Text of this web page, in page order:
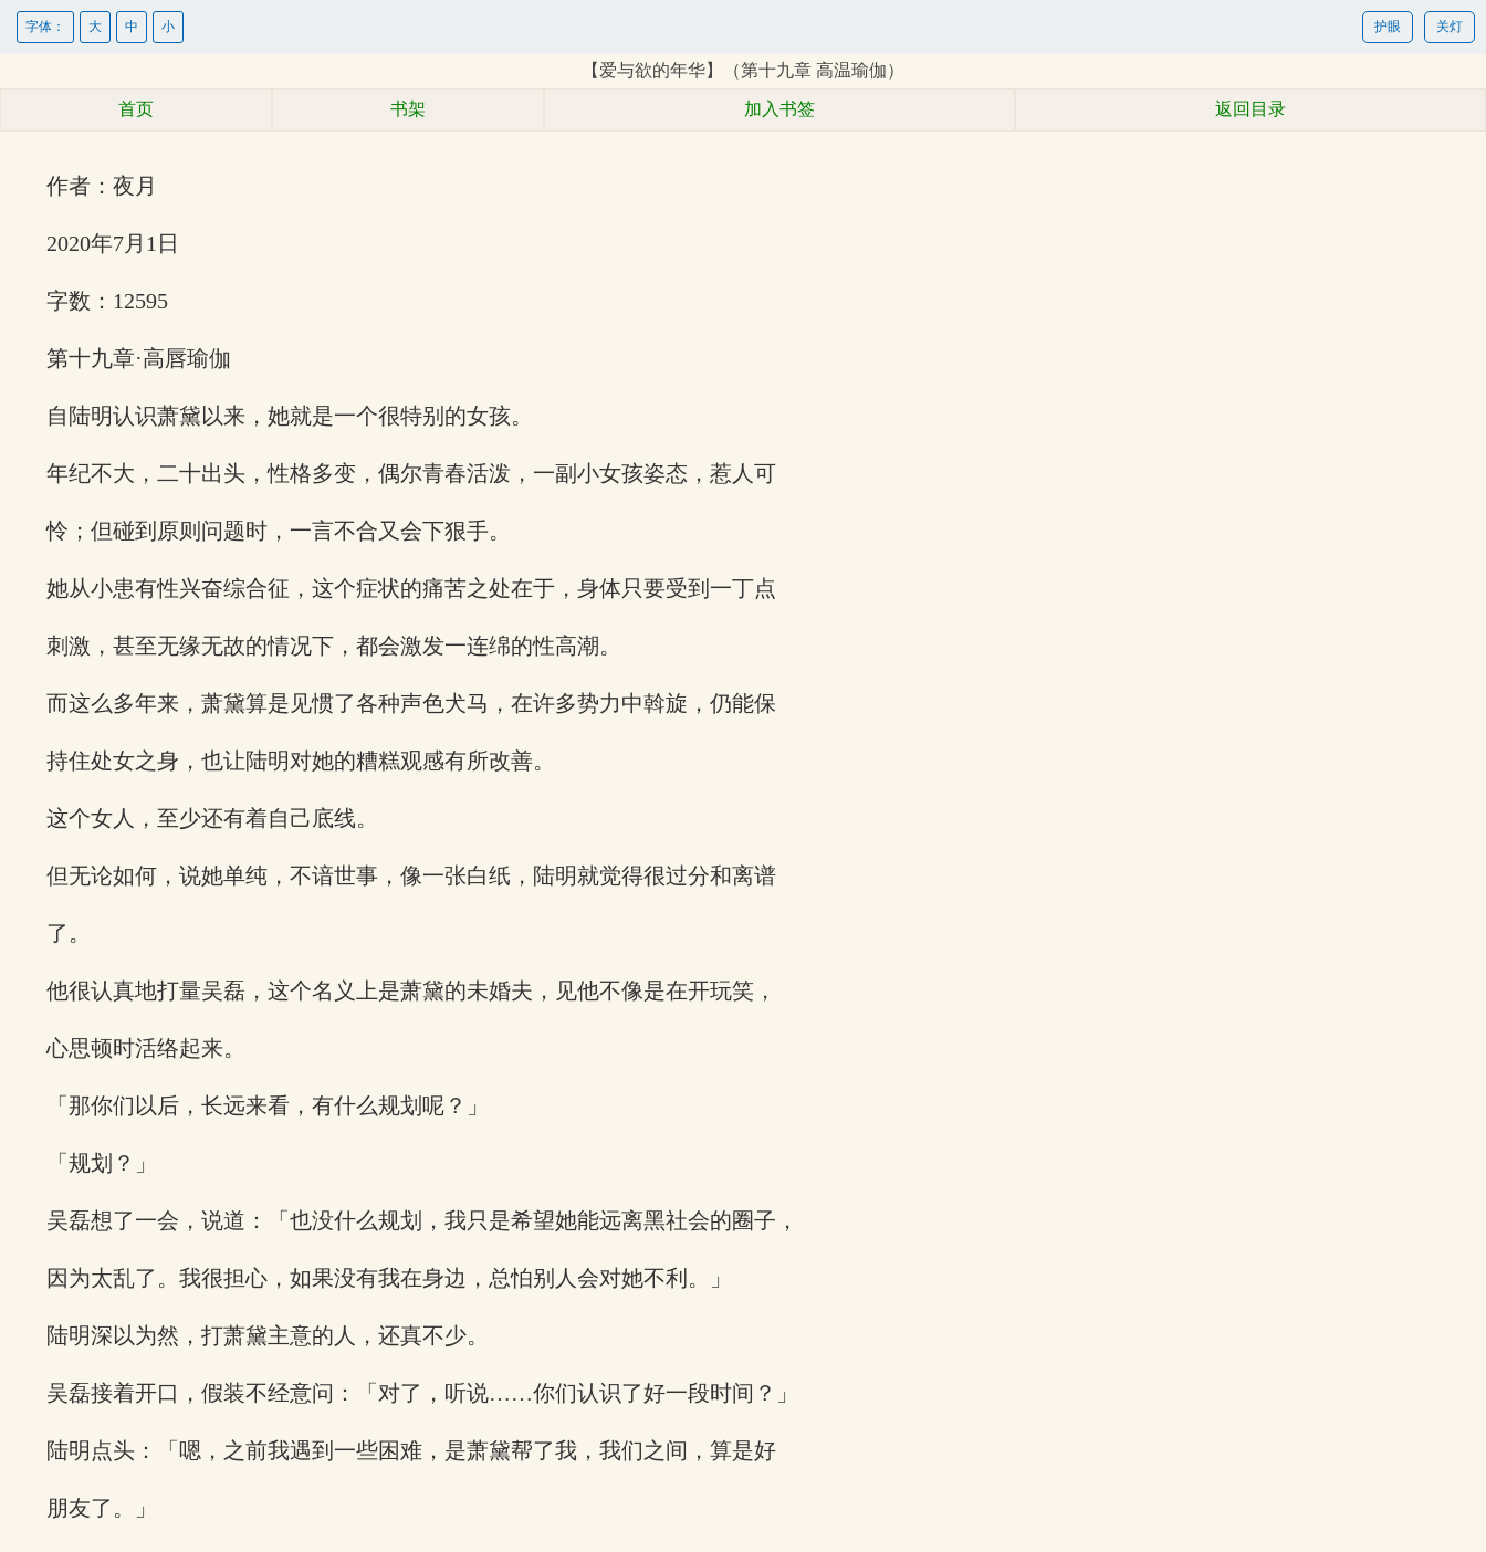
关灯
护眼
字体： 大 中 小
【爱与欲的年华】（第十九章 高温瑜伽）
首页 书架 加入书签 返回目录
作者：夜月
2020年7月1日
字数：12595
第十九章·高唇瑜伽
自陆明认识萧黛以来，她就是一个很特别的女孩。
年纪不大，二十出头，性格多变，偶尔青春活泼，一副小女孩姿态，惹人可
怜；但碰到原则问题时，一言不合又会下狠手。
她从小患有性兴奋综合征，这个症状的痛苦之处在于，身体只要受到一丁点
刺激，甚至无缘无故的情况下，都会激发一连绵的性高潮。
而这么多年来，萧黛算是见惯了各种声色犬马，在许多势力中斡旋，仍能保
持住处女之身，也让陆明对她的糟糕观感有所改善。
这个女人，至少还有着自己底线。
但无论如何，说她单纯，不谙世事，像一张白纸，陆明就觉得很过分和离谱
了。
他很认真地打量吴磊，这个名义上是萧黛的未婚夫，见他不像是在开玩笑，
心思顿时活络起来。
「那你们以后，长远来看，有什么规划呢？」
「规划？」
吴磊想了一会，说道：「也没什么规划，我只是希望她能远离黑社会的圈子，
因为太乱了。我很担心，如果没有我在身边，总怕别人会对她不利。」
陆明深以为然，打萧黛主意的人，还真不少。
吴磊接着开口，假装不经意问：「对了，听说……你们认识了好一段时间？」
陆明点头：「嗯，之前我遇到一些困难，是萧黛帮了我，我们之间，算是好
朋友了。」